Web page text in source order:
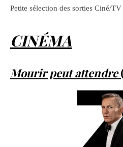
Petite sélection des sorties Ciné/
CINÉMA
Mourir peut attendre